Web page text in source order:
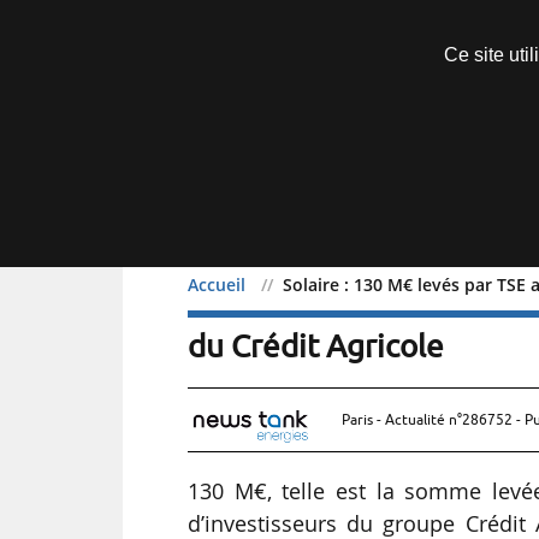
Accueil Solaire : 130 M€ levés par
Solaire : 130 M€ levés
du Crédit Agricole
Paris - Actualité n°286752 -
130 M€, telle est la somme
d’investisseurs du groupe
Ce site